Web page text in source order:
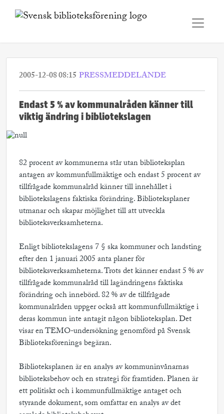
2005-12-08 08:15 PRESSMEDDELANDE
Endast 5 % av kommunalråden känner till
viktig ändring i bibliotekslagen
82 procent av kommunerna står utan biblioteksplan
antagen av kommunfullmäktige och endast 5 procent av
tillfrågade kommunalråd känner till innehållet i
bibliotekslagens faktiska förändring. Biblioteksplaner
utmanar och skapar möjlighet till att utveckla
biblioteksverksamheterna.
Enligt bibliotekslagens 7 § ska kommuner och landsting
efter den 1 januari 2005 anta planer för
biblioteksverksamheterna. Trots det känner endast 5 % av
tillfrågade kommunalråd till lagändringens faktiska
förändring och innebörd. 82 % av de tillfrågade
kommunalråden uppger också att kommunfullmäktige i
deras kommun inte antagit någon biblioteksplan. Det
visar en TEMO-undersökning genomförd på Svensk
Biblioteksförenings begäran.
Biblioteksplanen är en analys av kommuninvånarnas
biblioteksbehov och en strategi för framtiden. Planen är
ett politiskt och i kommunfullmäktige antaget och
styrande dokument, som omfattar en analys av det